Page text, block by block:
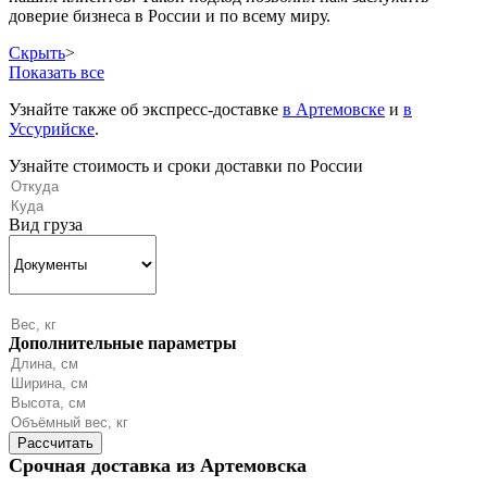
доверие бизнеса в России и по всему миру.
Скрыть>
Показать все
Узнайте также об экспресс-доставке в Артемовске и в
Уссурийске.
Узнайте стоимость и сроки доставки по России
Вид груза
Дополнительные параметры
Срочная доставка из Артемовска